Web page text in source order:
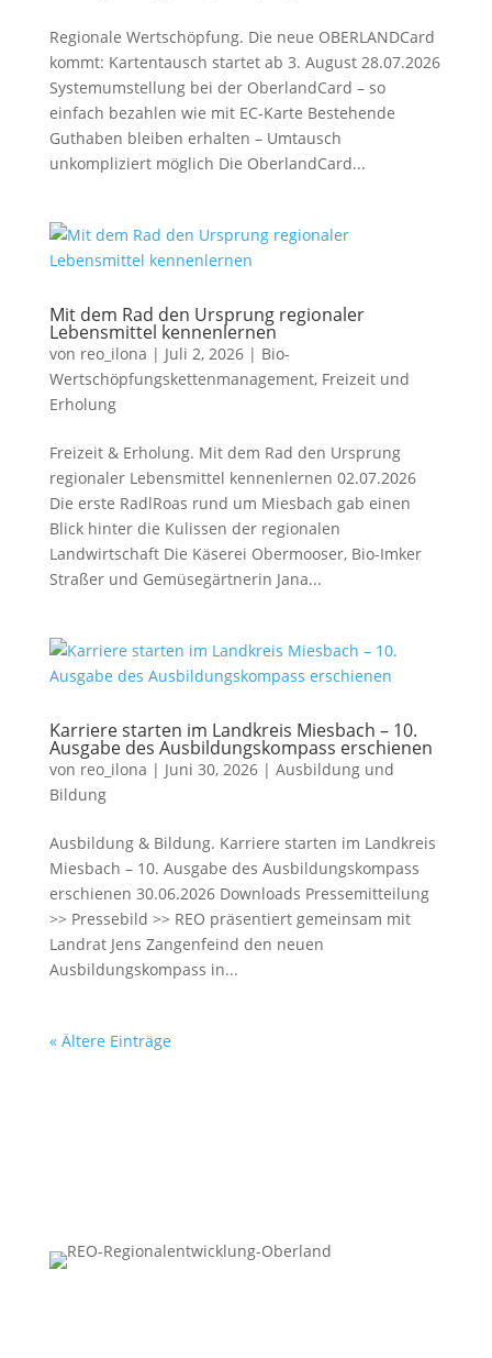
Regionale Wertschöpfung. Die neue OBERLANDCard
kommt: Kartentausch startet ab 3. August 28.07.2026
Systemumstellung bei der OberlandCard – so
einfach bezahlen wie mit EC-Karte Bestehende
Guthaben bleiben erhalten – Umtausch
unkompliziert möglich Die OberlandCard...
Mit dem Rad den Ursprung regionaler
Lebensmittel kennenlernen
von reo_ilona | Juli 2, 2026| Bio-
Wertschöpfungskettenmanagement, Freizeit und
Erholung
Freizeit & Erholung. Mit dem Rad den Ursprung
regionaler Lebensmittel kennenlernen 02.07.2026
Die erste RadlRoas rund um Miesbach gab einen
Blick hinter die Kulissen der regionalen
Landwirtschaft Die Käserei Obermooser, Bio-Imker
Straßer und Gemüsegärtnerin Jana...
Karriere starten im Landkreis Miesbach – 10.
Ausgabe des Ausbildungskompass erschienen
von reo_ilona | Juni 30, 2026| Ausbildung und
Bildung
Ausbildung & Bildung. Karriere starten im Landkreis
Miesbach – 10. Ausgabe des Ausbildungskompass
erschienen 30.06.2026 Downloads Pressemitteilung
>> Pressebild >> REO präsentiert gemeinsam mit
Landrat Jens Zangenfeind den neuen
Ausbildungskompass in...
« Ältere Einträge